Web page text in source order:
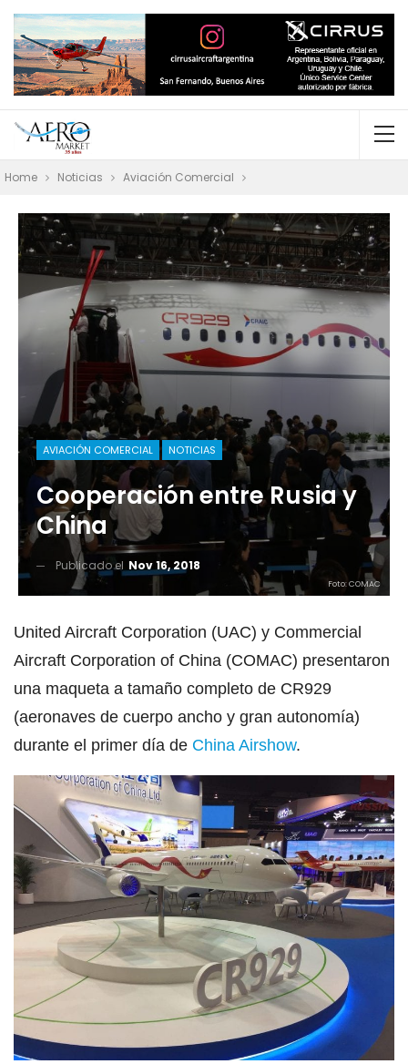
Home Noticias Aviación Comercial
AVIACIÓN COMERCIAL NOTICIAS
Cooperación entre Rusia y
China
Publicado el Nov 16, 2018
Foto: COMAC
United Aircraft Corporation (UAC) y Commercial
Aircraft Corporation of China (COMAC) presentaron
una maqueta a tamaño completo de CR929
(aeronaves de cuerpo ancho y gran autonomía)
durante el primer día de China Airshow.